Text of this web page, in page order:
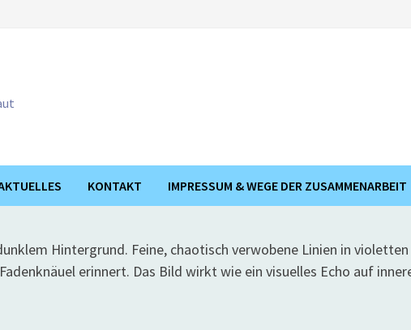
KONTAKT IMPRESSUM & WEGE DER ZUSAMMENARBEIT